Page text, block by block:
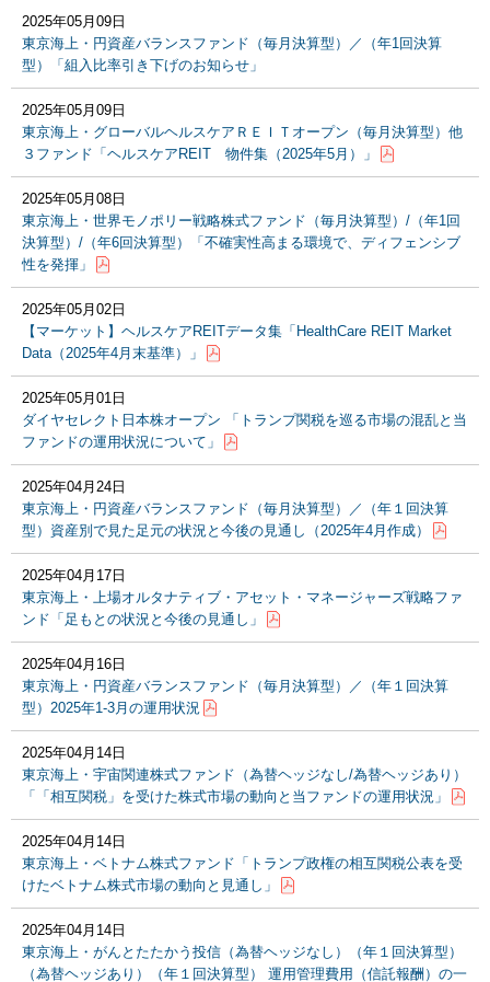
2025年05月09日
東京海上・円資産バランスファンド（毎月決算型）／（年1回決算
型）「組入比率引き下げのお知らせ」
2025年05月09日
東京海上・グローバルヘルスケアＲＥＩＴオープン（毎月決算型）他
３ファンド「ヘルスケアREIT 物件集（2025年5月）」
2025年05月08日
東京海上・世界モノポリー戦略株式ファンド（毎月決算型）/（年1回
決算型）/（年6回決算型）「不確実性高まる環境で、ディフェンシブ
性を発揮」
2025年05月02日
【マーケット】ヘルスケアREITデータ集「HealthCare REIT Market
Data（2025年4月末基準）」
2025年05月01日
ダイヤセレクト日本株オープン 「トランプ関税を巡る市場の混乱と当
ファンドの運用状況について」
2025年04月24日
東京海上・円資産バランスファンド（毎月決算型）／（年１回決算
型）資産別で見た足元の状況と今後の見通し（2025年4月作成）
2025年04月17日
東京海上・上場オルタナティブ・アセット・マネージャーズ戦略ファ
ンド「足もとの状況と今後の見通し」
2025年04月16日
東京海上・円資産バランスファンド（毎月決算型）／（年１回決算
型）2025年1-3月の運用状況
2025年04月14日
東京海上・宇宙関連株式ファンド（為替ヘッジなし/為替ヘッジあり）
「「相互関税」を受けた株式市場の動向と当ファンドの運用状況」
2025年04月14日
東京海上・ベトナム株式ファンド「トランプ政権の相互関税公表を受
けたベトナム株式市場の動向と見通し」
2025年04月14日
東京海上・がんとたたかう投信（為替ヘッジなし）（年１回決算型）
（為替ヘッジあり）（年１回決算型） 運用管理費用（信託報酬）の一